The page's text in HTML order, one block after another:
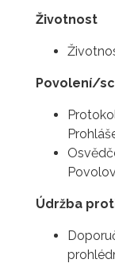
Životnost
Povolení/
Údržba